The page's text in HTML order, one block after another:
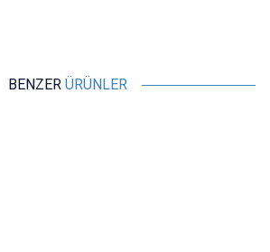
BENZER ÜRÜNLER